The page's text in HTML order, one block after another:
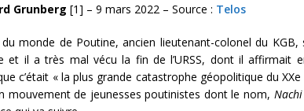
Grunberg [1] – 9 mars 2022 – Source : Telos
monde de Poutine, ancien lieutenant-colonel du KGB,
et il a très mal vécu la fin de l’URSS, dont il affirmait
c’était « la plus grande catastrophe géopolitique du
mouvement de jeunesses poutinistes dont le nom, Nachi